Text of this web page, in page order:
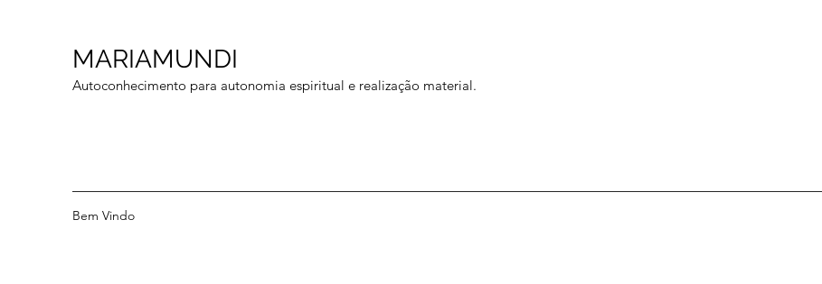
MARIAMUNDI
Autoconhecimento para autonomia espiritual e realização material.
Bem Vindo